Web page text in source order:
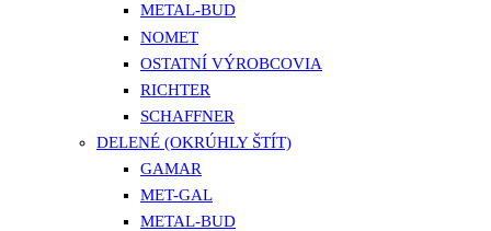
METAL-BUD
NOMET
OSTATNÍ VÝROBCOVIA
RICHTER
SCHAFFNER
DELENÉ (OKRÚHLY ŠTÍT)
GAMAR
MET-GAL
METAL-BUD